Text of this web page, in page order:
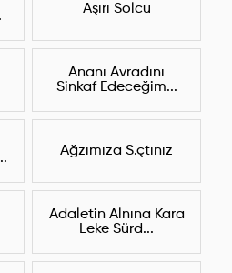
Aşırı Solcu
Ananı Avradını
Sinkaf Edeceğim...
Ağzımıza S.çtınız
Adaletin Alnına Kara
Leke Sürd...